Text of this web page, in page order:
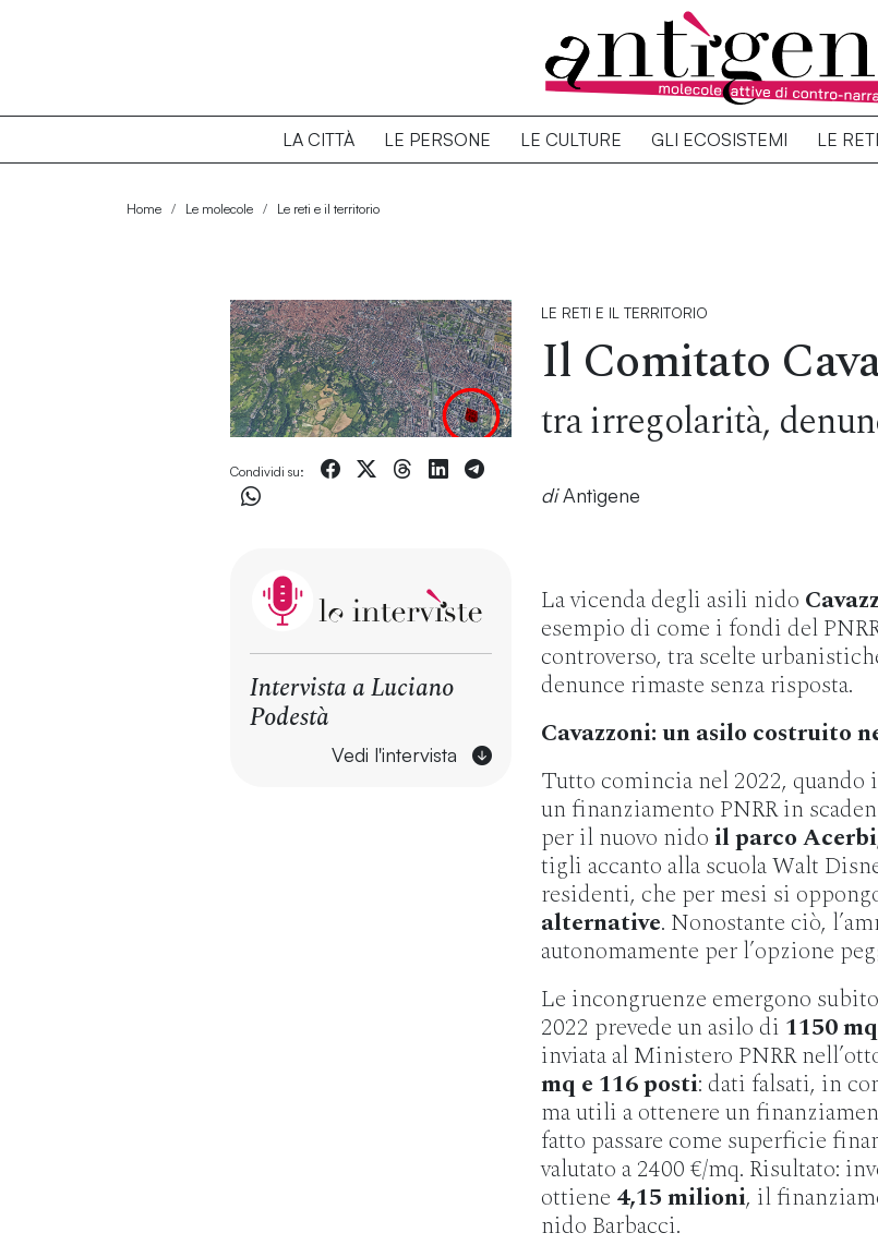
LA CITTÀ LE PERSONE LE CULTURE GLI ECOSISTEMI LE
Home Le molecole Le reti e il territorio
Condividi su:
Intervista a Luciano
Podestà
Vedi l'intervista
LE RETI E IL TERRITORIO
Il Comitato
tra irregolarità,
diAntìgene
La vicenda degli asili nido
esempio di come i fondi del
controverso, tra scelte
denunce rimaste senza risposta.
Cavazzoni: un asilo costruito
Tutto comincia nel 2022,
un finanziamento PNRR in
per il nuovo nidoil parco Acerbi
tigli accanto alla scuola Walt
residenti, che per mesi si
alternative. Nonostante ciò,
autonomamente per l’opzione
Le incongruenze emergono
2022 prevede un asilo di 1150
inviata al Ministero PNRR
mq e 116 posti: dati falsati, in
ma utili a ottenere un
fatto passare come superficie
valutato a 2400 €/mq. Risultato:
ottiene 4,15 milioni, il
nido Barbacci.